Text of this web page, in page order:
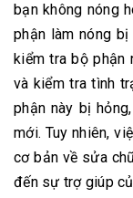
bạn không nóng
phận làm nóng
kiểm tra bộ phận
và kiểm tra tình
phận này bị
mới. Tuy nhiên,
cơ bản về sửa
đến sự trợ giúp